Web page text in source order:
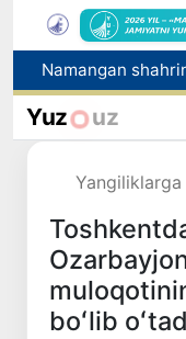
Yuz uz
boʻlib